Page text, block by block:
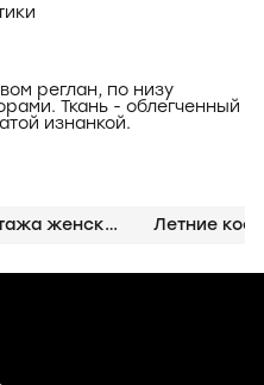
реглан, по низу
Ткань - облегченный
изнанкой.
Костюмы из легкого трикотажа женские Летние